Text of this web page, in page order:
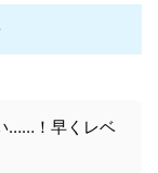
……！早くレベ